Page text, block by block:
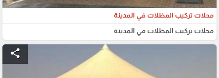
محلات تركيب المظلات في المدينة
محلات تركيب المظلات في المدينة
share